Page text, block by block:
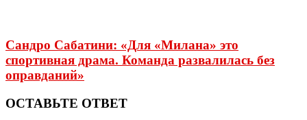
Сандро Сабатини: «Для «Милана» это
спортивная драма. Команда развалилась без
оправданий»
ОСТАВЬТЕ ОТВЕТ